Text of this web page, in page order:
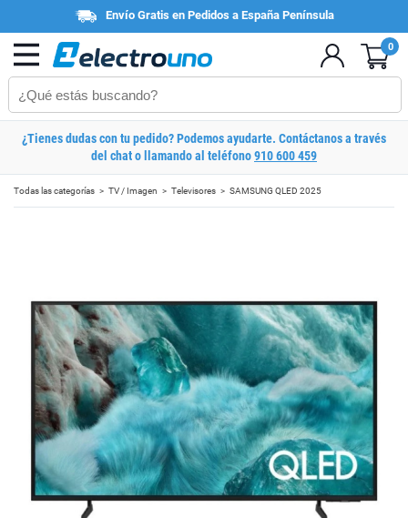
Envío Gratis en Pedidos a España Península
0
¿Tienes dudas con tu pedido? Podemos ayudarte. Contáctanos a través
del chat o llamando al teléfono910 600 459
Todas las categorías TV / Imagen Televisores SAMSUNG QLED 2025